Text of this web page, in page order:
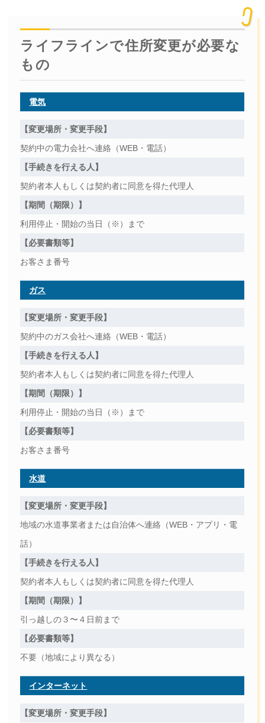
ライフラインで住所変更が必要な
もの
電気
【変更場所・変更手段】
契約中の電力会社へ連絡（WEB・電話）
【手続きを行える人】
契約者本人もしくは契約者に同意を得た代理人
【期間（期限）】
利用停止・開始の当日（※）まで
【必要書類等】
お客さま番号
ガス
【変更場所・変更手段】
契約中のガス会社へ連絡（WEB・電話）
【手続きを行える人】
契約者本人もしくは契約者に同意を得た代理人
【期間（期限）】
利用停止・開始の当日（※）まで
【必要書類等】
お客さま番号
水道
【変更場所・変更手段】
地域の水道事業者または自治体へ連絡（WEB・アプリ・電
話）
【手続きを行える人】
契約者本人もしくは契約者に同意を得た代理人
【期間（期限）】
引っ越しの３〜４日前まで
【必要書類等】
不要（地域により異なる）
インターネット
【変更場所・変更手段】